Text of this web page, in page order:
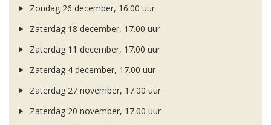
Zondag 26 december, 16.00 uur
Zaterdag 18 december, 17.00 uur
Zaterdag 11 december, 17.00 uur
Zaterdag 4 december, 17.00 uur
Zaterdag 27 november, 17.00 uur
Zaterdag 20 november, 17.00 uur